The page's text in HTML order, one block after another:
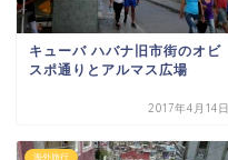
キューバ ハバナ旧市街のオビ
スポ通りとアルマス広場
2017年4月14日
海外旅行